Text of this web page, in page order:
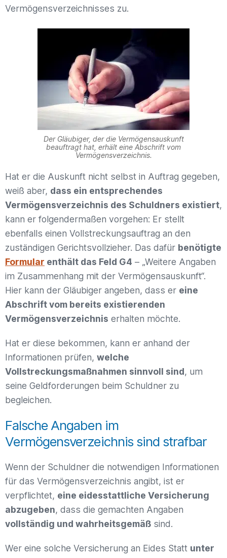
Vermögensverzeichnisses zu.
Der Gläubiger, der die Vermögensauskunft
beauftragt hat, erhält eine Abschrift vom
Vermögensverzeichnis.
Hat er die Auskunft nicht selbst in Auftrag gegeben,
weiß aber, dass ein entsprechendes
Vermögensverzeichnis des Schuldners existiert,
kann er folgendermaßen vorgehen: Er stellt
ebenfalls einen Vollstreckungsauftrag an den
zuständigen Gerichtsvollzieher. Das dafür benötigte
Formular enthält das Feld G4 – „Weitere Angaben
im Zusammenhang mit der Vermögensauskunft“.
Hier kann der Gläubiger angeben, dass er eine
Abschrift vom bereits existierenden
Vermögensverzeichnis erhalten möchte.
Hat er diese bekommen, kann er anhand der
Informationen prüfen, welche
Vollstreckungsmaßnahmen sinnvoll sind, um
seine Geldforderungen beim Schuldner zu
begleichen.
Falsche Angaben im
Vermögensverzeichnis sind strafbar
Wenn der Schuldner die notwendigen Informationen
für das Vermögensverzeichnis angibt, ist er
verpflichtet, eine eidesstattliche Versicherung
abzugeben, dass die gemachten Angaben
vollständig und wahrheitsgemäß sind.
Wer eine solche Versicherung an Eides Statt unter